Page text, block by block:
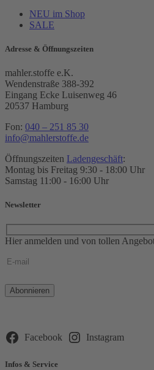
NEU im Shop
SALE
Adresse & Öffnungszeiten
mahler.stoffe e.K.
Wendenstraße 388-392
Eingang Ecke Luisenweg 46
20537 Hamburg
Fon: 040 – 251 85 30
info@mahlerstoffe.de
Öffnungszeiten Ladengeschäft:
Montag bis Freitag 9:30 - 18:00 Uhr
Samstag 11:00 - 16:00 Uhr
Newsletter
Hier anmelden und von tollen
Bitte
lasse
leer.
Facebook Instagram
Infos & Service